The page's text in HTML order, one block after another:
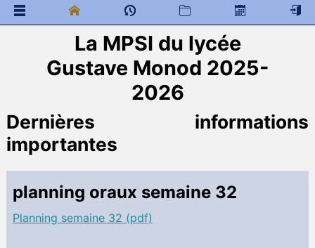
La MPSI du lycée
Gustave Monod 2025-
2026
Documents généraux
Préparation à la MPSI
Documents à télécharger
Mathématiques
Programme de colles
Documents à télécharger
Transition sup-spé
Cahier de texte
Sciences Physiques MPSI
Dernières informations
importantes
planning oraux semaine 32
Planning semaine 32 (pdf)